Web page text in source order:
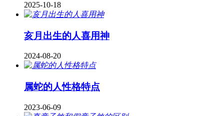
2025-10-18
亥月出生的人喜用神
2024-08-20
属蛇的人性格特点
2023-06-09